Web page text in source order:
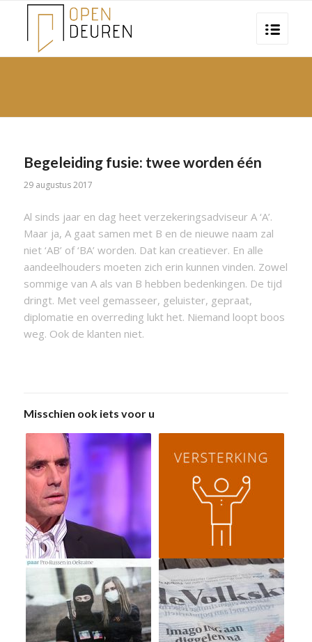
Begeleiding fusie: twee worden één
29 augustus 2017
Al sinds jaar en dag heet verzekeringsadviseur A ‘A’.
Maar ja, A gaat samen met B en de nieuwe naam zal
niet ‘AB’ of ‘BA’ worden. Dat kan creatiever. En alle
aandeelhouders moeten zich erin kunnen vinden. Zowel
sommige van A als van B hebben bedenkingen. De tijd
dringt. Met veel gemasseer, geluister, gepraat,
diplomatie en overreding lukt het. Niemand loopt boos
weg. Ook de klanten niet.
Misschien ook iets voor u